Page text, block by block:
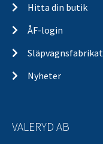
Hitta din butik
ÅF-login
Släpvagnsfabrikat
Nyheter
VALERYD AB